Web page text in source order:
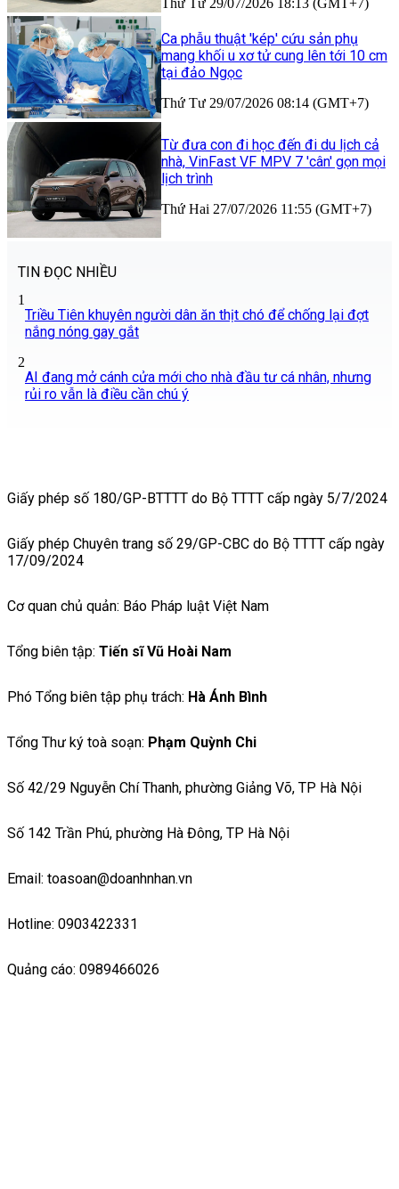
Thứ Tư 29/07/2026 18:13 (GMT+7)
Ca phẫu thuật 'kép' cứu sản phụ
mang khối u xơ tử cung lên tới 10 cm
tại đảo Ngọc
Thứ Tư 29/07/2026 08:14 (GMT+7)
Từ đưa con đi học đến đi du lịch cả
nhà, VinFast VF MPV 7 'cân' gọn mọi
lịch trình
Thứ Hai 27/07/2026 11:55 (GMT+7)
TIN ĐỌC NHIỀU
1
Triều Tiên khuyên người dân ăn thịt chó để chống lại đợt
nắng nóng gay gắt
2
AI đang mở cánh cửa mới cho nhà đầu tư cá nhân, nhưng
rủi ro vẫn là điều cần chú ý
Giấy phép số 180/GP-BTTTT do Bộ TTTT cấp ngày 5/7/2024
Giấy phép Chuyên trang số 29/GP-CBC do Bộ TTTT cấp ngày
17/09/2024
Cơ quan chủ quản: Báo Pháp luật Việt Nam
Tổng biên tập: Tiến sĩ Vũ Hoài Nam
Phó Tổng biên tập phụ trách: Hà Ánh Bình
Tổng Thư ký toà soạn: Phạm Quỳnh Chi
Số 42/29 Nguyễn Chí Thanh, phường Giảng Võ, TP Hà Nội
Số 142 Trần Phú, phường Hà Đông, TP Hà Nội
Email: toasoan@doanhnhan.vn
Hotline: 0903422331
Quảng cáo: 0989466026